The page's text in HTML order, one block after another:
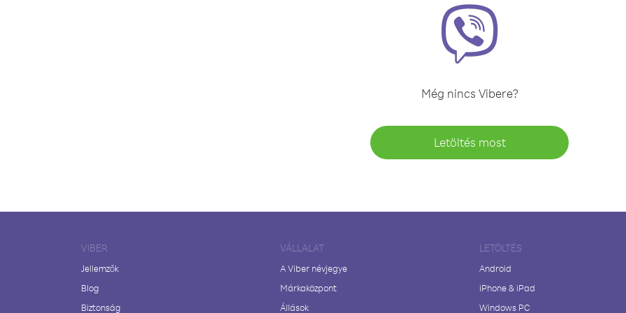
Még nincs Vibere?
Letöltés most
VIBER
Jellemzők
Blog
Biztonság
VÁLLALAT
A Viber névjegye
Márkaközpont
Állások
LETÖLTÉS
Android
iPhone & iPad
Windows PC